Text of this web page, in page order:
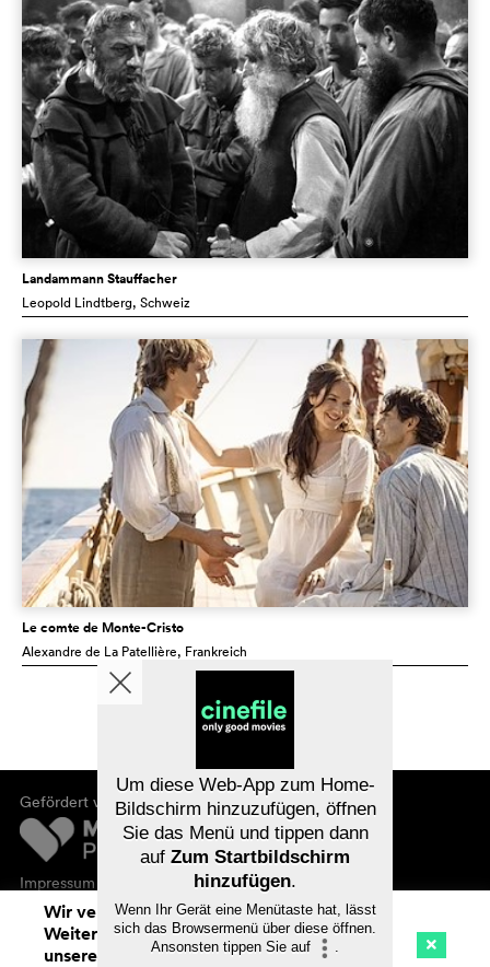
Landammann Stauffacher
Leopold Lindtberg, Schweiz
Le comte de Monte-Cristo
Alexandre de La Patellière, Frankreich
Gefördert von
Impressum
Datenschutz
Wir verwenden Cookies. Mit dem
Weitersurfen auf cinefile.ch stimmen Sie
unserer Cookie-Nutzung zu. Mehr Infos
Um diese Web-App zum Home-
Bildschirm hinzuzufügen, öffnen
Sie das Menü und tippen dann
auf Zum Startbildschirm
hinzufügen.
Wenn Ihr Gerät eine Menütaste hat, lässt
sich das Browsermenü über diese öffnen.
Ansonsten tippen Sie auf
.